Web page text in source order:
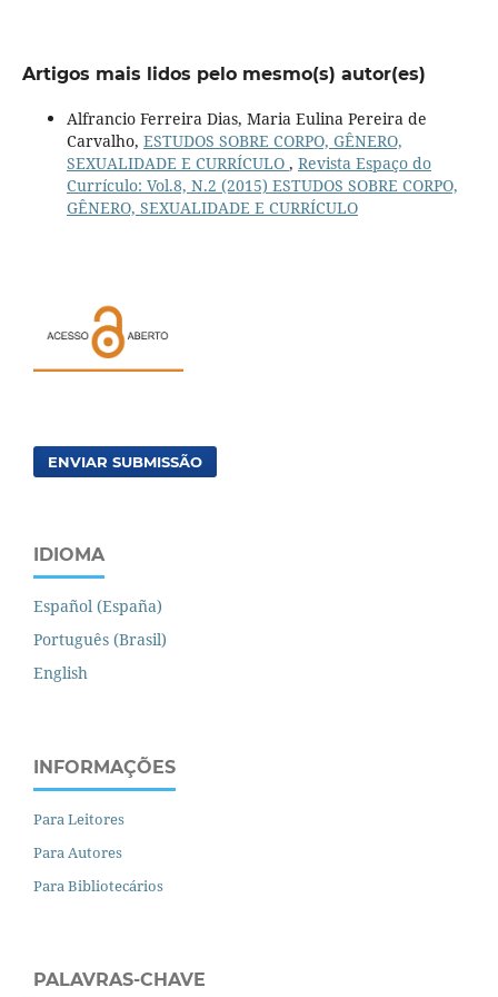
Artigos mais lidos pelo mesmo(s) autor(es)
Alfrancio Ferreira Dias, Maria Eulina Pereira de
Carvalho, ESTUDOS SOBRE CORPO, GÊNERO,
SEXUALIDADE E CURRÍCULO , Revista Espaço do
Currículo: Vol.8, N.2 (2015) ESTUDOS SOBRE CORPO,
GÊNERO, SEXUALIDADE E CURRÍCULO
ENVIAR SUBMISSÃO
IDIOMA
Español (España)
Português (Brasil)
English
INFORMAÇÕES
Para Leitores
Para Autores
Para Bibliotecários
PALAVRAS-CHAVE